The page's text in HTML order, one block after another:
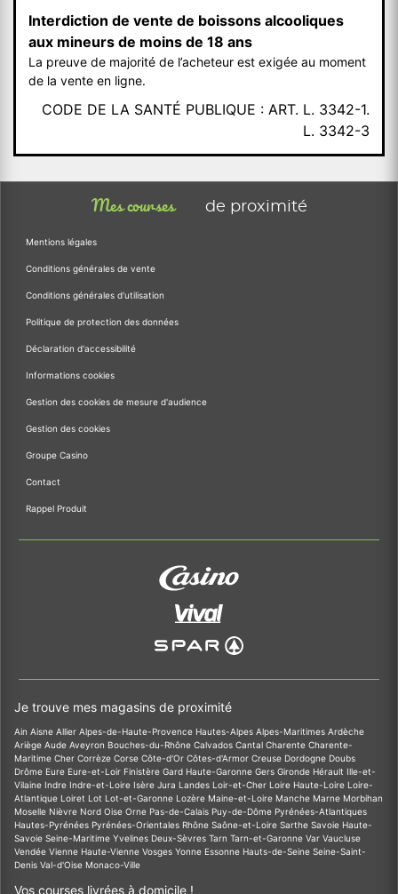
Interdiction de vente de boissons alcooliques
aux mineurs de moins de 18 ans
La preuve de majorité de l’acheteur est exigée au moment
de la vente en ligne.
CODE DE LA SANTÉ PUBLIQUE : ART. L. 3342-1.
L. 3342-3
Mes courses de proximité
Mentions légales
Conditions générales de vente
Conditions générales d'utilisation
Politique de protection des données
Déclaration d'accessibilité
Informations cookies
Gestion des cookies de mesure d'audience
Gestion des cookies
Groupe Casino
Contact
Rappel Produit
Je trouve mes magasins de proximité
Ain Aisne Allier Alpes-de-Haute-Provence Hautes-Alpes Alpes-Maritimes Ardèche
Ariège Aude Aveyron Bouches-du-Rhône Calvados Cantal Charente Charente-
Maritime Cher Corrèze Corse Côte-d'Or Côtes-d'Armor Creuse Dordogne Doubs
Drôme Eure Eure-et-Loir Finistère Gard Haute-Garonne Gers Gironde Hérault Ille-et-
Vilaine Indre Indre-et-Loire Isère Jura Landes Loir-et-Cher Loire Haute-Loire Loire-
Atlantique Loiret Lot Lot-et-Garonne Lozère Maine-et-Loire Manche Marne Morbihan
Moselle Nièvre Nord Oise Orne Pas-de-Calais Puy-de-Dôme Pyrénées-Atlantiques
Hautes-Pyrénées Pyrénées-Orientales Rhône Saône-et-Loire Sarthe Savoie Haute-
Savoie Seine-Maritime Yvelines Deux-Sèvres Tarn Tarn-et-Garonne Var Vaucluse
Vendée Vienne Haute-Vienne Vosges Yonne Essonne Hauts-de-Seine Seine-Saint-
Denis Val-d'Oise Monaco-Ville
Vos courses livrées à domicile !